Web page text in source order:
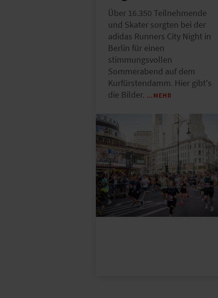
Über 16.350 Teilnehmende
und Skater sorgten bei der
adidas Runners City Night in
Berlin für einen
stimmungsvollen
Sommerabend auf dem
Kurfürstendamm. Hier gibt's
die Bilder. …MEHR